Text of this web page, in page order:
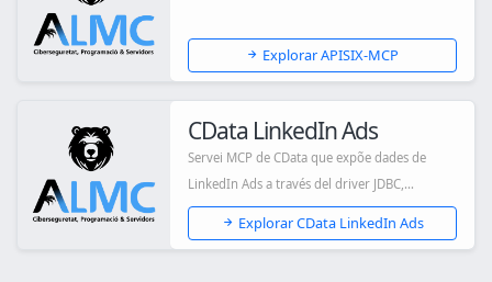
Explorar APISIX-MCP
CData LinkedIn Ads
Servei MCP de CData que expõe dades de
LinkedIn Ads a través del driver JDBC,
permetent a...
Explorar CData LinkedIn Ads